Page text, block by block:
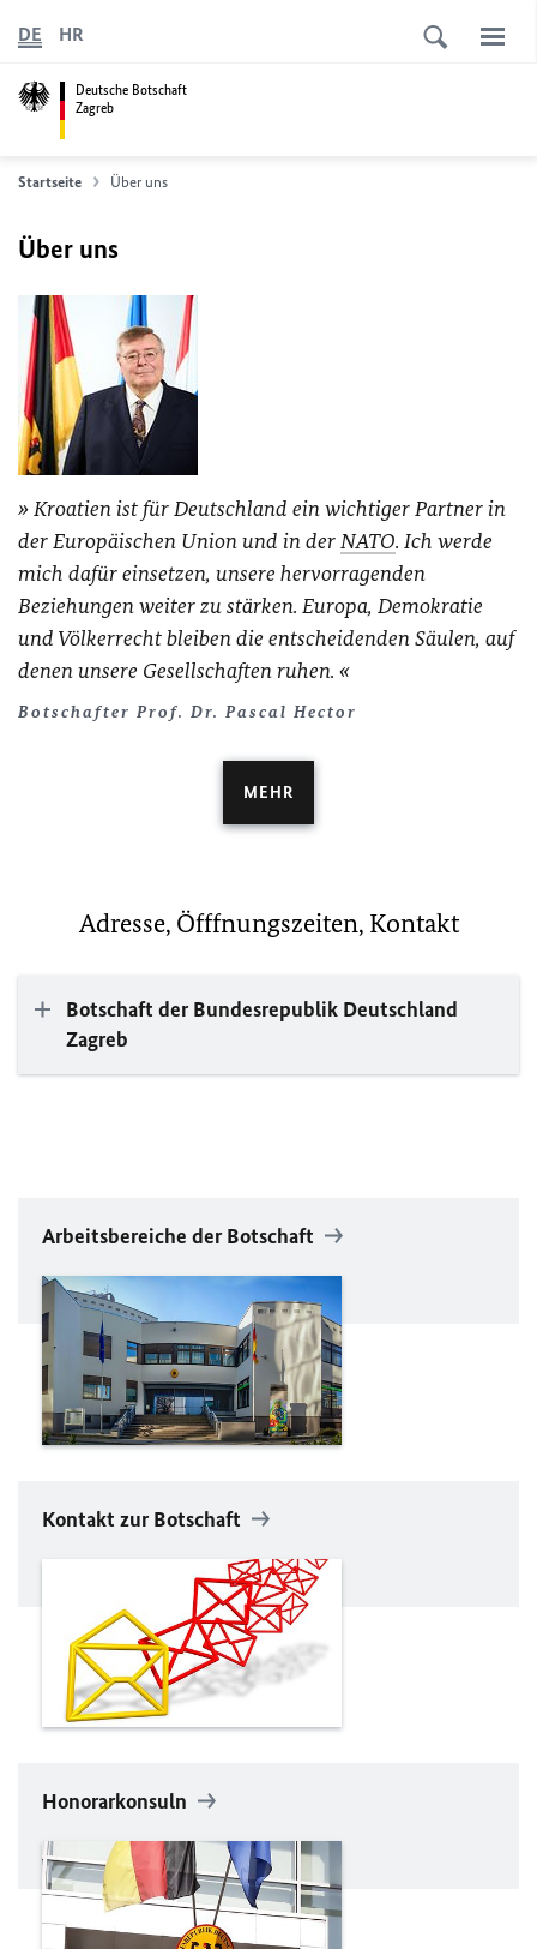
Deutsche Botschaft
Zagreb
DE HR
Startseite Über uns
Über uns
Kroatien ist für Deutschland ein wichtiger Partner in
der Europäischen Union und in derNATO. Ich werde
mich dafür einsetzen, unsere hervorragenden
Beziehungen weiter zu stärken. Europa, Demokratie
und Völkerrecht bleiben die entscheidenden Säulen, auf
denen unsere Gesellschaften ruhen.
Botschafter Prof. Dr. Pascal Hector
MEHR
Adresse, Öfffnungszeiten, Kontakt
Botschaft der Bundesrepublik Deutschland
Zagreb
Arbeitsbereiche der Botschaft
Kontakt zur Botschaft
Honorarkonsuln